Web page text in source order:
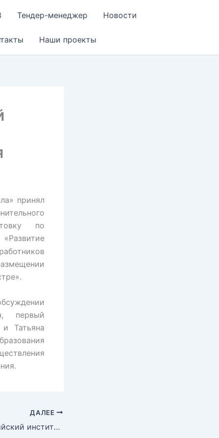
Тендер-менеджер Новости
Наши проекты
принял
по
первый
и Татьяна
ДАЛЕЕ
АНО ДПО «Балтийский институт развития и подготовки персонала» поздравляет специалистов в сфере закупок